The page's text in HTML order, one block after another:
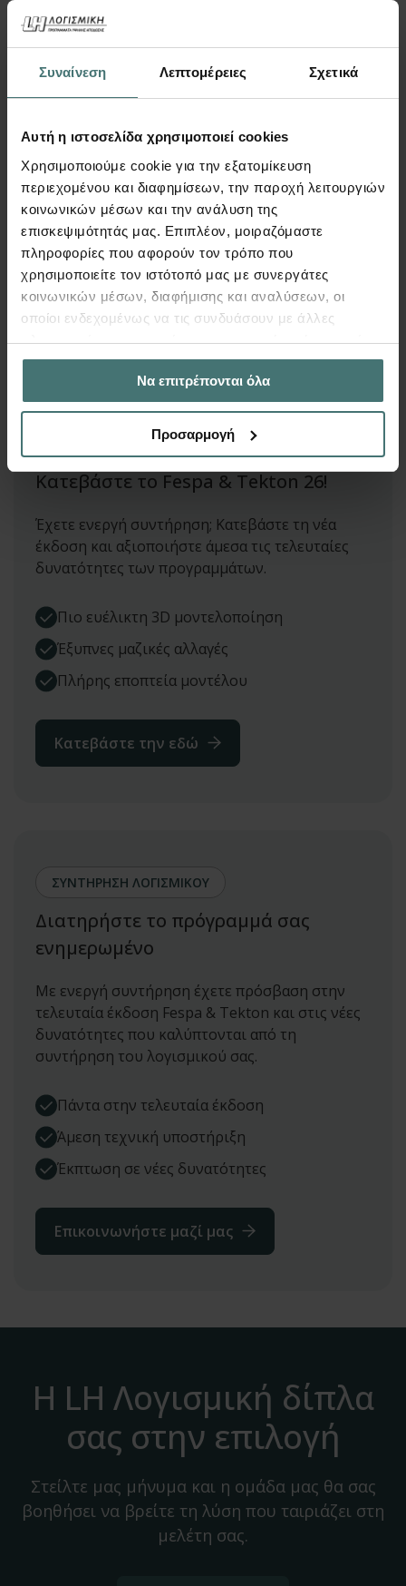
Συναίνεση Λεπτομέρειες Σχετικά
Αυτή η ιστοσελίδα χρησιμοποιεί cookies
Χρησιμοποιούμε cookie για την εξατομίκευση
περιεχομένου και διαφημίσεων, την παροχή λειτουργιών
κοινωνικών μέσων και την ανάλυση της
επισκεψιμότητάς μας. Επιπλέον, μοιραζόμαστε
πληροφορίες που αφορούν τον τρόπο που
χρησιμοποιείτε τον ιστότοπό μας με συνεργάτες
κοινωνικών μέσων, διαφήμισης και αναλύσεων, οι
οποίοι ενδεχομένως να τις συνδυάσουν με άλλες
πληροφορίες που τους έχετε παραχωρήσει ή τις οποίες
έχουν συλλέξει σε σχέση με την από μέρους σας χρήση
των υπηρεσιών τους.Να επιτρέπονται όλα
Προσαρμογή
Ανακαλύψτε το Fespa 26
Το Fespa26 ενισχύει το Synthesis και τα Tags
για μεγαλύτερη ευελιξία και εποπτεία στο 3D
Design Interactive.
Διαδραστική όπλιση δοκών
Κατάτμηση υποστυλωμάτων στο 3D
Πλήρης εποπτεία 3D μοντέλου
Δείτε εδώ
Κατεβάστε το Fespa & Tekton 26!
Έχετε ενεργή συντήρηση; Κατεβάστε τη νέα
έκδοση και αξιοποιήστε άμεσα τις τελευταίες
δυνατότητες των προγραμμάτων.
Πιο ευέλικτη 3D μοντελοποίηση
Έξυπνες μαζικές αλλαγές
Πλήρης εποπτεία μοντέλου
Κατεβάστε την εδώ
ΣΥΝΤΗΡΗΣΗ ΛΟΓΙΣΜΙΚΟΥ
Διατηρήστε το πρόγραμμά σας
ενημερωμένο
Με ενεργή συντήρηση έχετε πρόσβαση στην
τελευταία έκδοση Fespa & Tekton και στις νέες
δυνατότητες που καλύπτονται από τη
συντήρηση του λογισμικού σας.
Πάντα στην τελευταία έκδοση
Άμεση τεχνική υποστήριξη
Έκπτωση σε νέες δυνατότητες
Επικοινωνήστε μαζί μας
Η LH Λογισμική δίπλα
σας στην επιλογή
Στείλτε μας μήνυμα και η ομάδα μας θα σας
βοηθήσει να βρείτε τη λύση που ταιριάζει στη
μελέτη σας.